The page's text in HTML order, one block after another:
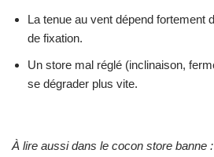
La tenue au vent dépend fortement
de fixation.
Un store mal réglé (inclinaison,
se dégrader plus vite.
À lire aussi dans le cocon store banne :